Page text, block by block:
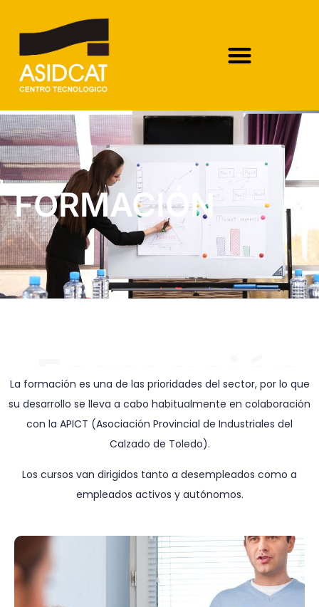
FORMACIÓN
Formación
La formación es una de las prioridades del sector, por lo que
su desarrollo se lleva a cabo habitualmente en colaboración
con la APICT (Asociación Provincial de Industriales del
Calzado de Toledo).
Los cursos van dirigidos tanto a desempleados como a
empleados activos y autónomos.